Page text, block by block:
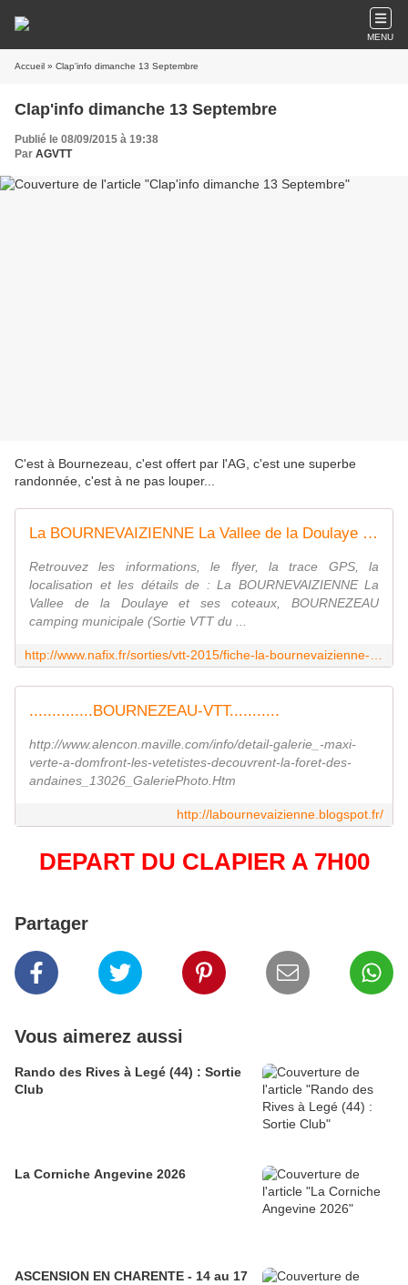
MENU
Accueil » Clap'info dimanche 13 Septembre
Clap'info dimanche 13 Septembre
Publié le 08/09/2015 à 19:38
Par AGVTT
C'est à Bournezeau, c'est offert par l'AG, c'est une superbe
randonnée, c'est à ne pas louper...
La BOURNEVAIZIENNE La Vallee de la Doulaye et ses coteaux, BOURNEZEAU camping municipale (Sortie VTT du 13/9/2015 / Ref. : 38535)
Retrouvez les informations, le flyer, la trace GPS, la
localisation et les détails de : La BOURNEVAIZIENNE La
Vallee de la Doulaye et ses coteaux, BOURNEZEAU
camping municipale (Sortie VTT du ...
..............BOURNEZEAU-VTT...........
http://www.alencon.maville.com/info/detail-galerie_-maxi-
verte-a-domfront-les-vetetistes-decouvrent-la-foret-des-
andaines_13026_GaleriePhoto.Htm
http://labournevaizienne.blogspot.fr/
DEPART DU CLAPIER A 7H00
Partager
Vous aimerez aussi
Rando des Rives à Legé (44) : Sortie
Club
La Corniche Angevine 2026
ASCENSION EN CHARENTE - 14 au 17